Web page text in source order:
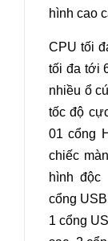
hình cao
CPU tối
tối đa tới
nhiều ổ
tốc độ
01 cổng
chiếc
hình
cổng
1 cổng